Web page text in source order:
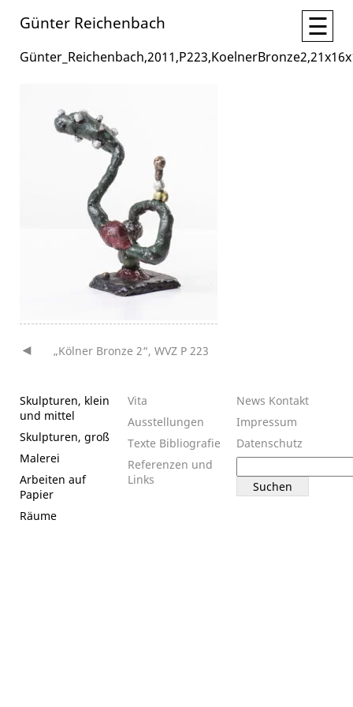
Günter Reichenbach ☰
Beitragsnavigation
„Kölner Bronze 2“, WVZ P 223
Skulpturen, klein
und mittel
Skulpturen, groß
Malerei
Arbeiten auf
Papier
Räume
Vita
Ausstellungen
Texte Bibliografie
Referenzen und
Links
News Kontakt
Impressum
Datenschutz
nach: